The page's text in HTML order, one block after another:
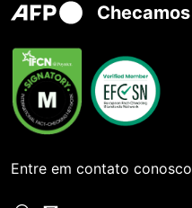
Checamos
Entre em contato conosco